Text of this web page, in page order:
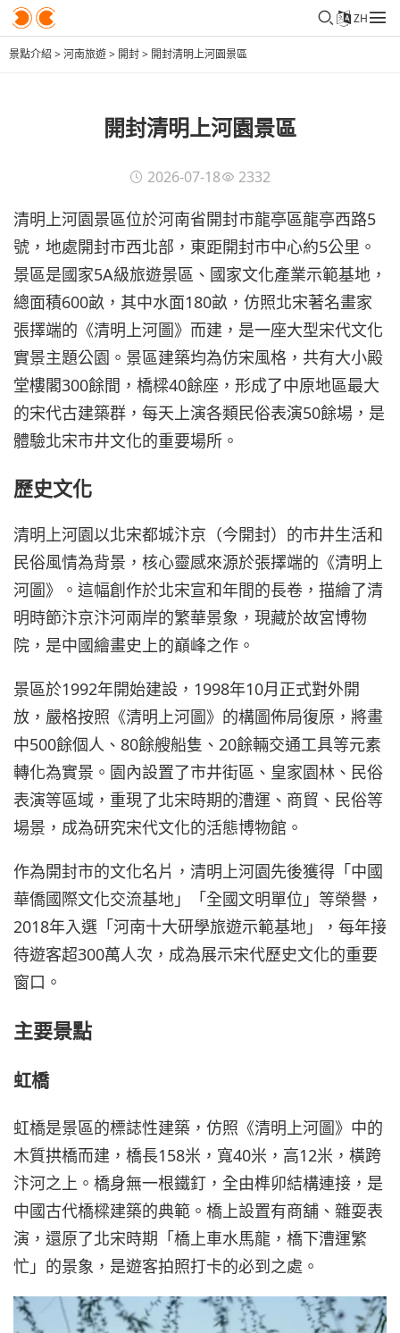
ZH
景點介紹 >河南旅遊> 開封> 開封清明上河園景區
開封清明上河園景區
2026-07-18 2332
清明上河園景區位於河南省開封市龍亭區龍亭西路5
號，地處開封市西北部，東距開封市中心約5公里。
景區是國家5A級旅遊景區、國家文化產業示範基地，
總面積600畝，其中水面180畝，仿照北宋著名畫家
張擇端的《清明上河圖》而建，是一座大型宋代文化
實景主題公園。景區建築均為仿宋風格，共有大小殿
堂樓閣300餘間，橋樑40餘座，形成了中原地區最大
的宋代古建築群，每天上演各類民俗表演50餘場，是
體驗北宋市井文化的重要場所。
歷史文化
清明上河園以北宋都城汴京（今開封）的市井生活和
民俗風情為背景，核心靈感來源於張擇端的《清明上
河圖》。這幅創作於北宋宣和年間的長卷，描繪了清
明時節汴京汴河兩岸的繁華景象，現藏於故宮博物
院，是中國繪畫史上的巔峰之作。
景區於1992年開始建設，1998年10月正式對外開
放，嚴格按照《清明上河圖》的構圖佈局復原，將畫
中500餘個人、80餘艘船隻、20餘輛交通工具等元素
轉化為實景。園內設置了市井街區、皇家園林、民俗
表演等區域，重現了北宋時期的漕運、商貿、民俗等
場景，成為研究宋代文化的活態博物館。
作為開封市的文化名片，清明上河園先後獲得「中國
華僑國際文化交流基地」「全國文明單位」等榮譽，
2018年入選「河南十大研學旅遊示範基地」，每年接
待遊客超300萬人次，成為展示宋代歷史文化的重要
窗口。
主要景點
虹橋
虹橋是景區的標誌性建築，仿照《清明上河圖》中的
木質拱橋而建，橋長158米，寬40米，高12米，橫跨
汴河之上。橋身無一根鐵釘，全由榫卯結構連接，是
中國古代橋樑建築的典範。橋上設置有商舖、雜耍表
演，還原了北宋時期「橋上車水馬龍，橋下漕運繁
忙」的景象，是遊客拍照打卡的必到之處。